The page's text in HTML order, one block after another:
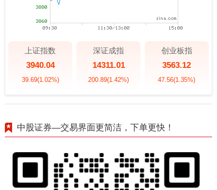
上证指数
3940.04
39.69(1.02%)
深证成指
14311.01
200.89(1.42%)
创业板指
3563.12
47.56(1.35%)
中股证券—交易界面更简洁，下单更快！